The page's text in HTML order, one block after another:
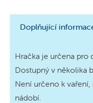
Doplňující
Hračka je určena pro
Dostupný v několika
Není určeno k
nádobí.